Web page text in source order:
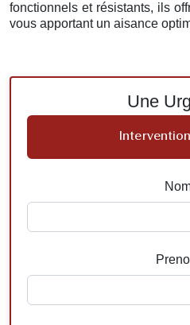
fonctionnels et résistants, ils
vous apportant un aisance
Une